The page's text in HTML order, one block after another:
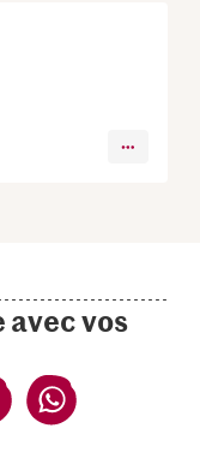
vos